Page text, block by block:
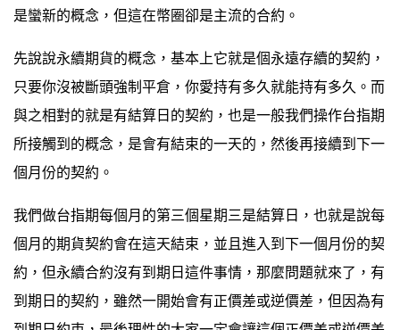
是蠻新的概念，但這在幣圈卻是主流的合約。
先說說永續期貨的概念，基本上它就是個永遠存續的契約，
只要你沒被斷頭強制平倉，你愛持有多久就能持有多久。而
與之相對的就是有結算日的契約，也是一般我們操作台指期
所接觸到的概念，是會有結束的一天的，然後再接續到下一
個月份的契約。
我們做台指期每個月的第三個星期三是結算日，也就是說每
個月的期貨契約會在這天結束，並且進入到下一個月份的契
約，但永續合約沒有到期日這件事情，那麼問題就來了，有
到期日的契約，雖然一開始會有正價差或逆價差，但因為有